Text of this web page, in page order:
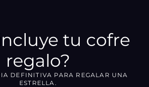
tu cofre
regalo?
DEFINITIVA PARA REGALAR UNA
ESTRELLA.